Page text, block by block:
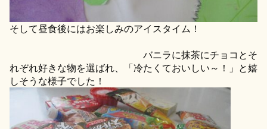
そして昼食後にはお楽しみのアイスタイム！
バニラに抹茶にチョコとそ
れぞれ好きな物を選ばれ、「冷たくておいしい～！」と嬉
しそうな様子でした！